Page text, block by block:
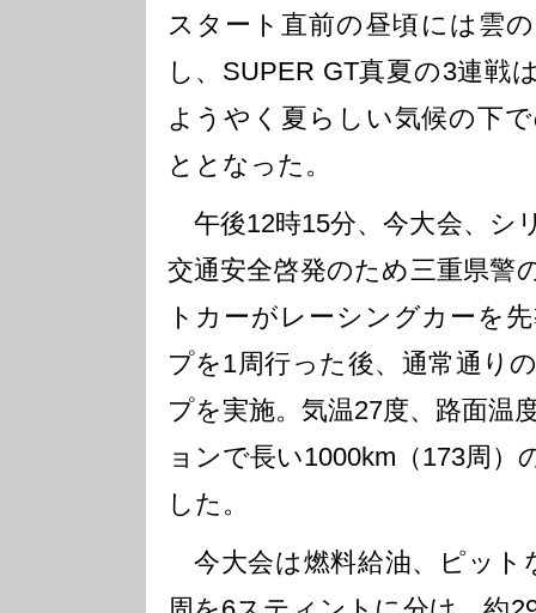
スタート直前の昼頃には雲
し、SUPER GT真夏の3連戦
ようやく夏らしい気候の下
ととなった。
午後12時15分、今大会、シ
交通安全啓発のため三重県警
トカーがレーシングカーを
プを1周行った後、通常通り
プを実施。気温27度、路面温
ョンで長い1000km（173周
した。
今大会は燃料給油、ピット